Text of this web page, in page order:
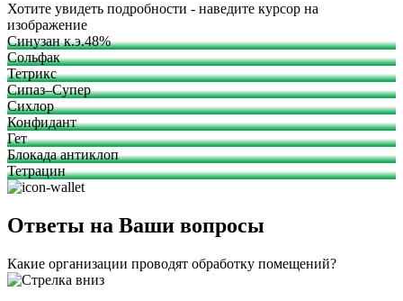
Хотите увидеть подробности - наведите курсор на
изображение
Синузан к.э.48%
Сольфак
Тетрикс
Сипаз–Супер
Сихлор
Конфидант
Гет
Блокада антиклоп
Тетрацин
Ответы на Ваши вопросы
Какие организации проводят обработку помещений?